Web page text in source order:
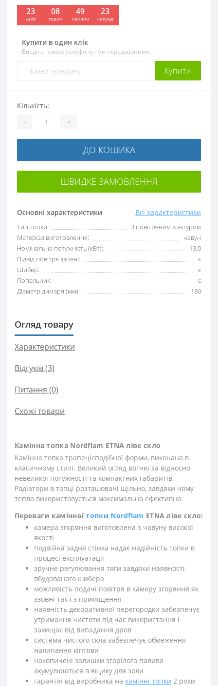
23
днів
08
годин
49
хвилин
23
секунд
Купити в один клік
Введіть номер телефону і ми передзвонимо
Купити
Основні характеристики Всі характеристики
Тип топки:
З повітряним контуром
Матеріал виготовлення:
чавун
Номінальна потужність (кВт):
13,0
Підвід повітря ззовні:
є
Шибер:
є
Попельник:
є
Діаметр димаря (мм):
180
Кількість:
- +
ДО КОШИКА
ШВИДКЕ ЗАМОВЛЕННЯ
Огляд товару
Характеристики
Відгуків (3)
Питання (0)
Схожі товари
Камінна топка Nordflam ETNA ліве скло
Камінна топка трапецієподібної форми, виконана в
класичному стилі. Великий огляд вогню за відносно
невеликої потужності та компактних габаритів.
Радіатори в топці розташовані щільно, завдяки чому
тепло використовується максимально ефективно.
Переваги камінноїтопки Nordflam ETNA ліве скло:
камера згоряння виготовлена з чавуну високої
якості
подвійна задня стінка надає надійність топки в
процесі експлуатації
зручне регулювання тяги завдяки наявності
вбудованого шибера
можливість подачі повітря в камеру згоряння як
ззовні так і з приміщення
наявність декоративної перегородки забезпечує
утримання чистоти під час використання і
захищає від випадання дров
система чистого скла забезпечує обмеження
налипання кіптяви
накопичені залишки згорілого палива
акумулюються в ящику для золи
гарантія від виробника на камінні топки 2 роки